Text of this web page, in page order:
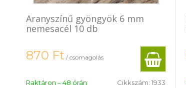
Aranyszínű gyöngyök 6 mm
nemesacél 10 db
870 Ft / csomagolás
Raktáron – 48 órán
Cikkszám: 1933